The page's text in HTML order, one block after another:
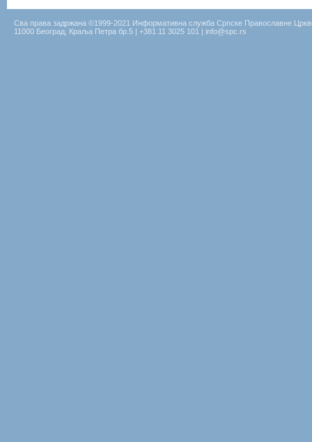
Сва права задржана ©1999-2021 Информативна служба Српске Православне
11000 Београд, Краља Петра бр.5 | +381 11 3025 101 | info@spc.rs